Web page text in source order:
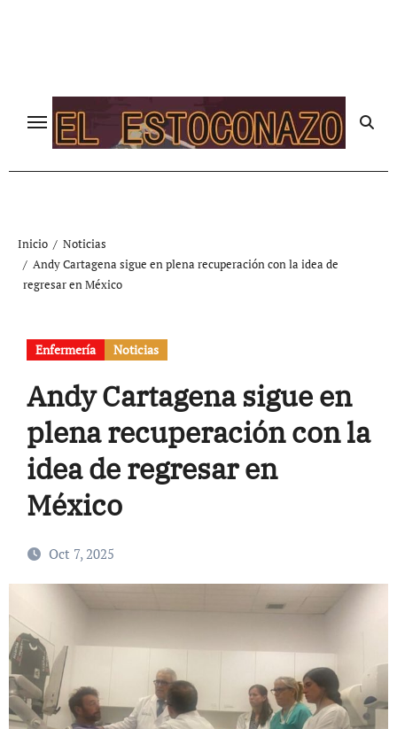
Inicio
Noticias
Andy Cartagena sigue en plena recuperación con la idea de
regresar en México
Enfermería Noticias
Andy Cartagena sigue en
plena recuperación con la
idea de regresar en
México
Oct 7, 2025